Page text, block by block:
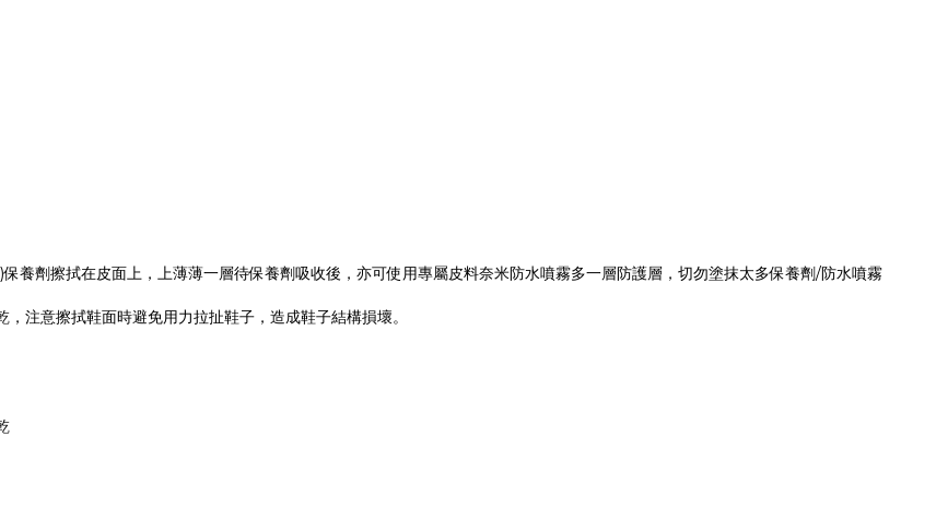
養劑擦拭在皮面上，上薄薄一層待保養劑吸收後，亦可使用專屬皮料奈米防水噴霧多一層防護層，切勿塗抹太多保養劑/防水噴霧
注意擦拭鞋面時避免用力拉扯鞋子，造成鞋子結構損壞。